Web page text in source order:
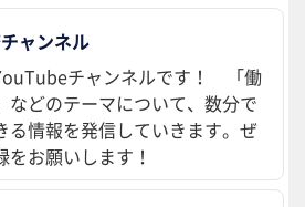
ャンネル
チャンネルです！ 「働
などのテーマについて、数分で
る情報を発信していきます。ぜ
お願いします！